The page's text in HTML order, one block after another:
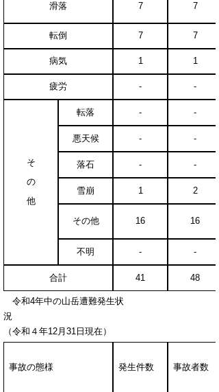
滑落 7 7
転倒 7 7
病気 1 1
疲労 - -
そ
の
他
転落 - -
悪天候 - -
落石 - -
雪崩 1 2
その他 16 16
不明 - -
合計 41 48
令和4年中の山岳遭難発生状
（令和４年12月31日現在）
事故の態様 発生件数 事故者数